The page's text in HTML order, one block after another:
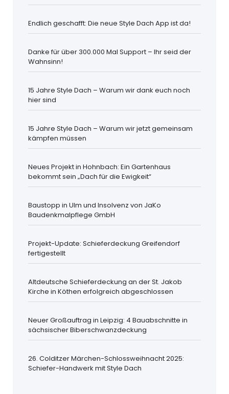
Endlich geschafft: Die neue Style Dach App ist da!
Danke für über 300.000 Mal Support – Ihr seid der
Wahnsinn!
15 Jahre Style Dach – Warum wir dank euch noch
hier sind
15 Jahre Style Dach – Warum wir jetzt gemeinsam
kämpfen müssen
Neues Projekt in Hohnbach: Ein Gartenhaus
bekommt sein „Dach für die Ewigkeit“
Baustopp in Ulm und Insolvenz von JaKo
Baudenkmalpflege GmbH
Projekt-Update: Schieferdeckung Greifendorf
fertigestellt
Altdeutsche Schieferdeckung an der St. Jakob
Kirche in Köthen erfolgreich abgeschlossen
Neuer Großauftrag in Leipzig: 4 Bauabschnitte in
sächsischer Biberschwanzdeckung
26. Colditzer Märchen-Schlossweihnacht 2025:
Schiefer-Handwerk mit Style Dach